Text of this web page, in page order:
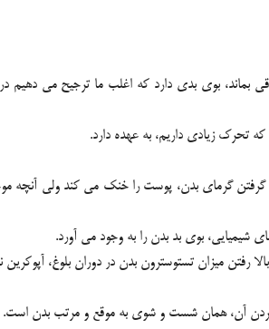
بوي بدي دارد که اغلب ما ترجيح مي دهيم
تحرک زيادي داريم، به عهده دارد.
گرفتن گرماي بدن، پوست را خنک مي کند ولي آنچه
بوي بد بدن را به وجود مي آورد.
رفتن ميزان تستوسترون بدن در دوران بلوغ،
کردن آن، همان شست و شوي به موقع و مرتب بدن است.